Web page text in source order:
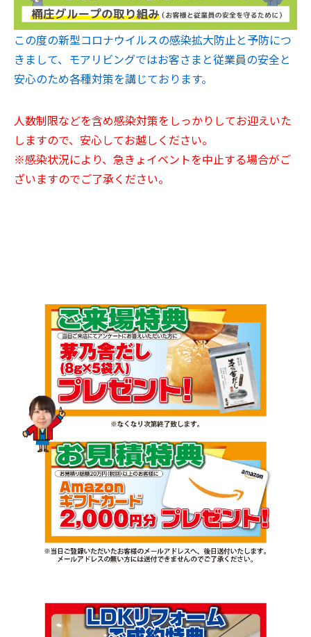
この度の新型コロナウイルスの感染拡大防止と予防につ
きまして、モアリビングではお客さまと従業員の安全と
安心のため各種対策を講じております。
人数制限などを含め感染対策をしっかりしてお迎えいた
しますので、安心してお越しください。
※感染状況により、急きょイベントを中止する場合がご
ざいますのでご了承ください。